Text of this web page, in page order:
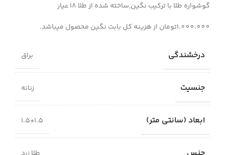
گوشواره طلا با ترکیب نگین,ساخته شده از طلا 18 عیار
1.000.000تومان از هزینه کل بابت نگین محصول میباشد.
درخشندگی براق
جنسیت زنانه
ابعاد (سانتی متر) 1.5*1.5